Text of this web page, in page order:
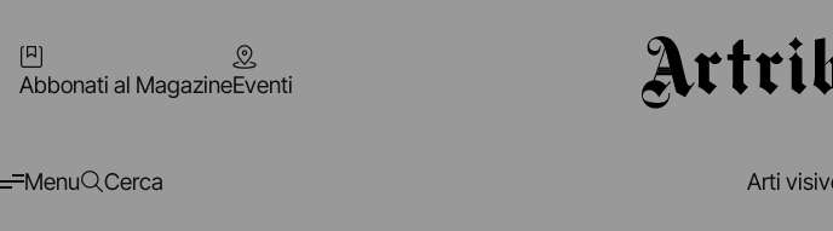
Abbonati al MagazineEventi
Menu Cerca Arti